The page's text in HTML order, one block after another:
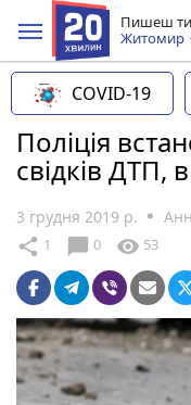
Пишеш
Житомир
COVID-19
Поліція
свідків ДТП,
3 грудня 2019 р.
share 1 chat_bubble 0 visibility 53